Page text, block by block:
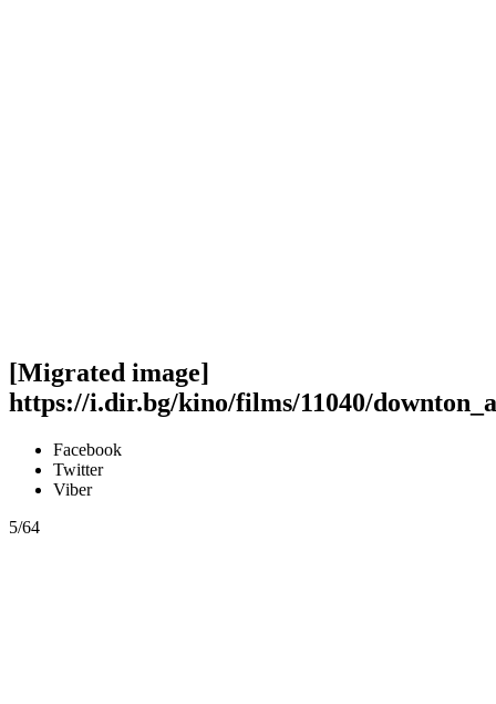
[Migrated image]
https://i.dir.bg/kino/films/11040/
Facebook
Twitter
Viber
5/64